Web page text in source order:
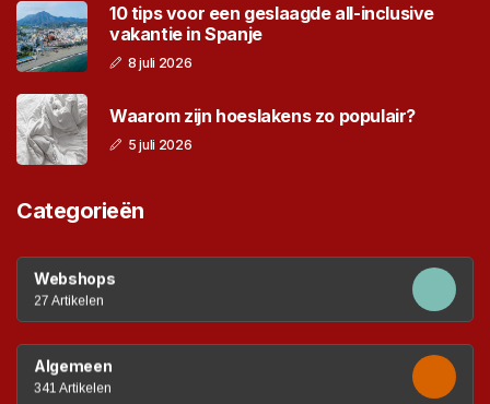
10 tips voor een geslaagde all-inclusive
vakantie in Spanje
8 juli 2026
Waarom zijn hoeslakens zo populair?
5 juli 2026
Categorieën
Webshops
27 Artikelen
Algemeen
341 Artikelen